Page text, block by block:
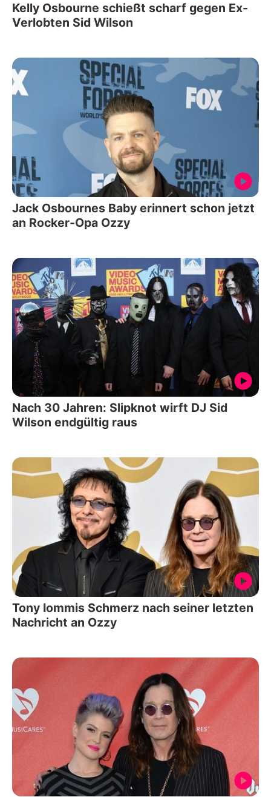
Kelly Osbourne schießt scharf gegen Ex-
Verlobten Sid Wilson
Jack Osbournes Baby erinnert schon jetzt
an Rocker-Opa Ozzy
Nach 30 Jahren: Slipknot wirft DJ Sid
Wilson endgültig raus
Tony Iommis Schmerz nach seiner letzten
Nachricht an Ozzy